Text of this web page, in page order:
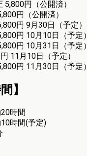
円（公開済）
円（公開済）
円 9月30日（予定）
円 10月10日（予定）
円 10月31日（予定）
11月10日（予定）
円 11月30日（予定）
】
時間
時間(予定)